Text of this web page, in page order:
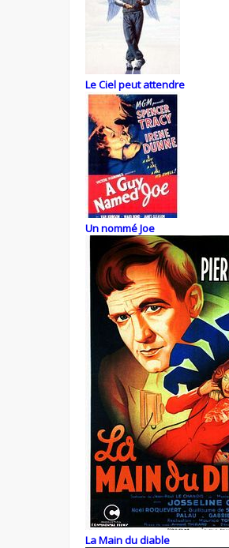
Le Ciel peut attendre
Un nommé Joe
La Main du diable